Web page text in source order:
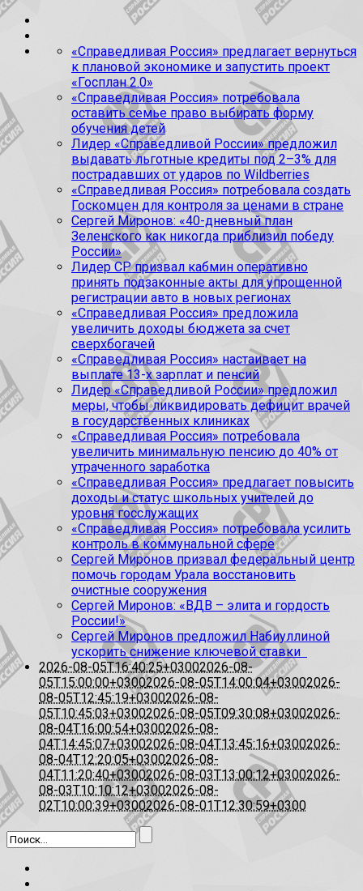
«Справедливая Россия» предлагает вернуться
к плановой экономике и запустить проект
«Госплан 2.0»
«Справедливая Россия» потребовала
оставить семье право выбирать форму
обучения детей
Лидер «Справедливой России» предложил
выдавать льготные кредиты под 2–3% для
пострадавших от ударов по Wildberries
«Справедливая Россия» потребовала создать
Госкомцен для контроля за ценами в стране
Сергей Миронов: «40-дневный план
Зеленского как никогда приблизил победу
России»
Лидер СР призвал кабмин оперативно
принять подзаконные акты для упрощенной
регистрации авто в новых регионах
«Справедливая Россия» предложила
увеличить доходы бюджета за счет
сверхбогачей
«Справедливая Россия» настаивает на
выплате 13-х зарплат и пенсий
Лидер «Справедливой России» предложил
меры, чтобы ликвидировать дефицит врачей
в государственных клиниках
«Справедливая Россия» потребовала
увеличить минимальную пенсию до 40% от
утраченного заработка
«Справедливая Россия» предлагает повысить
доходы и статус школьных учителей до
уровня госслужащих
«Справедливая Россия» потребовала усилить
контроль в коммунальной сфере
Сергей Миронов призвал федеральный центр
помочь городам Урала восстановить
очистные сооружения
Сергей Миронов: «ВДВ – элита и гордость
России!»
Сергей Миронов предложил Набиуллиной
ускорить снижение ключевой ставки
2026-08-05T16:40:25+03002026-08-
05T15:00:00+03002026-08-05T14:00:04+03002026-
08-05T12:45:19+03002026-08-
05T10:45:03+03002026-08-05T09:30:08+03002026-
08-04T16:00:54+03002026-08-
04T14:45:07+03002026-08-04T13:45:16+03002026-
08-04T12:20:05+03002026-08-
04T11:20:40+03002026-08-03T13:00:12+03002026-
08-03T10:10:12+03002026-08-
02T10:00:39+03002026-08-01T12:30:59+0300